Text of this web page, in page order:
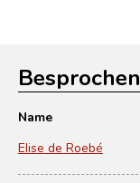
Name
Elise de Roebé